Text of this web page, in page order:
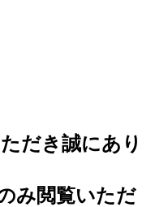
だき誠にあり
み閲覧いただ